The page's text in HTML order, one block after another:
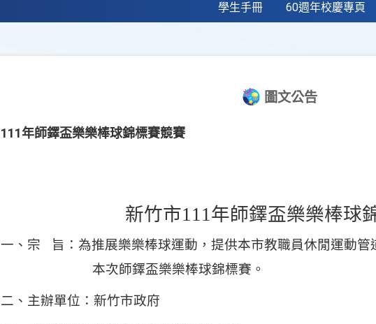
學生手冊 60週年校慶專頁
圖文公告
111年師鐸盃樂樂棒球錦標賽競賽
新竹市111年師鐸盃樂樂棒球
一、宗
旨：為推展樂樂棒球運動，提供本市教職員休閒運動
本次師鐸盃樂樂棒球錦標賽。
二、主辦單位：新竹市政府